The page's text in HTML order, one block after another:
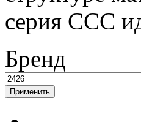
серия CCC
Бренд